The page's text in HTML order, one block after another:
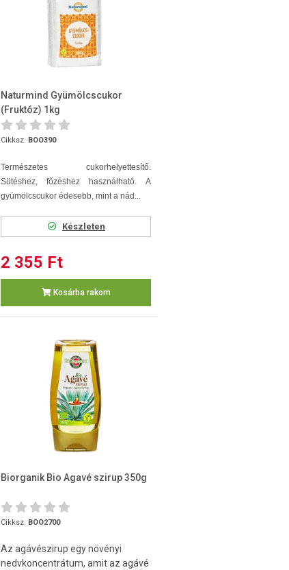
Naturmind Gyümölcscukor
(Fruktóz) 1kg
Cikksz. BOO390
Természetes cukorhelyettesítő.
Sütéshez, főzéshez használható. A
gyümölcscukor édesebb, mint a nád...
Készleten
2 355 Ft
Kosárba rakom
Biorganik Bio Agavé szirup 350g
Cikksz. BOO2700
Az agávészirup egy növényi
nedvkoncentrátum, amit az agávé